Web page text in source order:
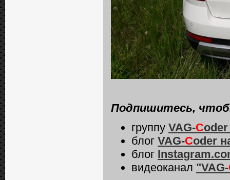
Подпишитесь,
группу VAG-C
блог VAG-Coder
блог
видеоканал "VAG-